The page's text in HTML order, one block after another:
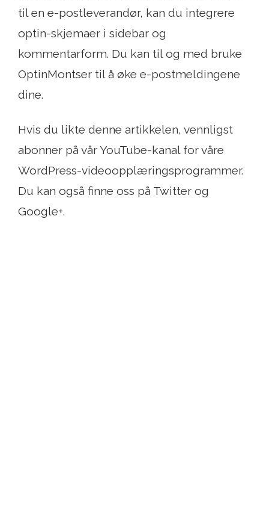
til en e-postleverandør, kan du integrere
optin-skjemaer i sidebar og
kommentarform. Du kan til og med bruke
OptinMontser til å øke e-postmeldingene
dine.
Hvis du likte denne artikkelen, vennligst
abonner på vår YouTube-kanal for våre
WordPress-videoopplæringsprogrammer.
Du kan også finne oss på Twitter og
Google+.